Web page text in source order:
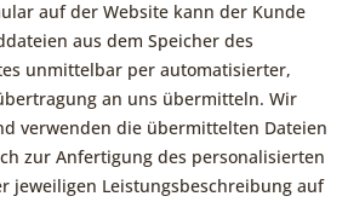
auf der Website kann der Kunde
aus dem Speicher des
unmittelbar per automatisierter,
an uns übermitteln. Wir
verwenden die übermittelten Dateien
zur Anfertigung des personalisierten
jeweiligen Leistungsbeschreibung auf